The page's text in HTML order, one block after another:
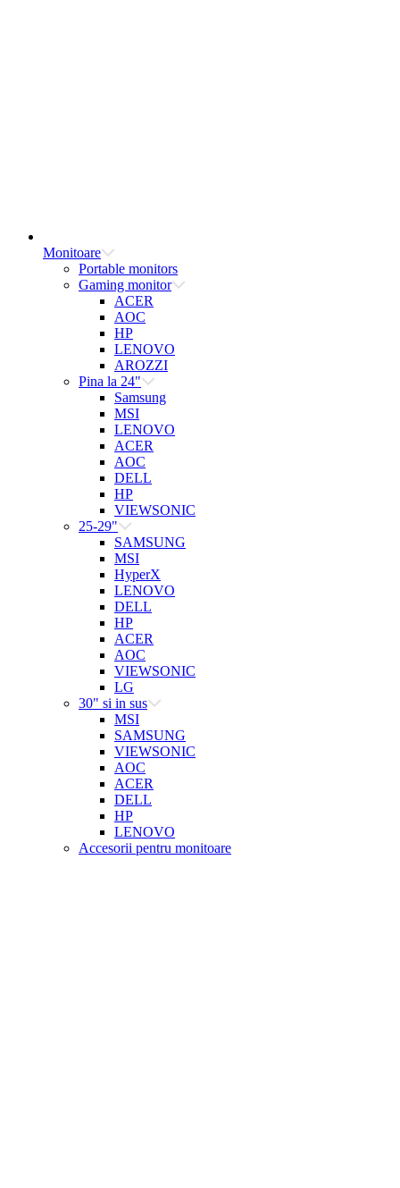
Monitoare
Portable monitors
Gaming monitor
ACER
AOC
HP
LENOVO
AROZZI
Pina la 24"
Samsung
MSI
LENOVO
ACER
AOC
DELL
HP
VIEWSONIC
25-29"
SAMSUNG
MSI
HyperX
LENOVO
DELL
HP
ACER
AOC
VIEWSONIC
LG
30" si in sus
MSI
SAMSUNG
VIEWSONIC
AOC
ACER
DELL
HP
LENOVO
Accesorii pentru monitoare